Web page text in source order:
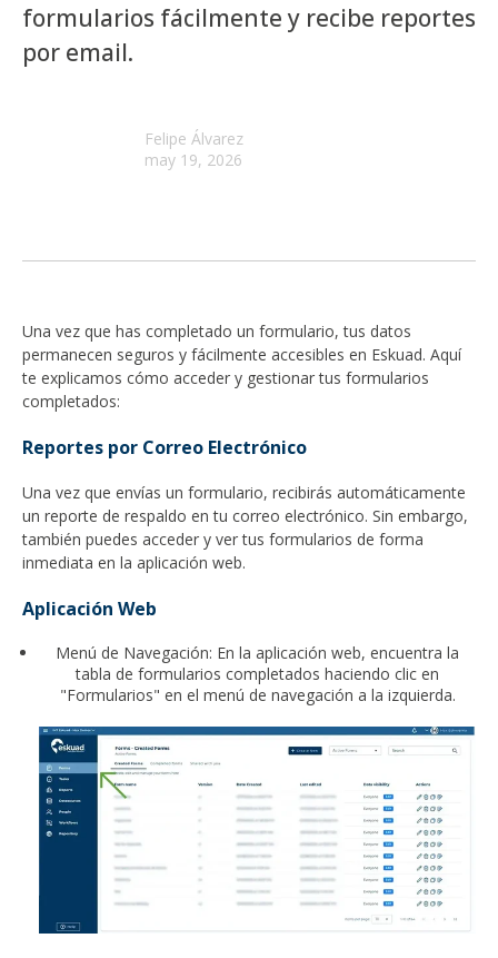
formularios fácilmente y recibe reportes
por email.
Felipe Álvarez
may 19, 2026
Una vez que has completado un formulario, tus datos
permanecen seguros y fácilmente accesibles en Eskuad. Aquí
te explicamos cómo acceder y gestionar tus formularios
completados:
Reportes por Correo Electrónico
Una vez que envías un formulario, recibirás automáticamente
un reporte de respaldo en tu correo electrónico. Sin embargo,
también puedes acceder y ver tus formularios de forma
inmediata en la aplicación web.
Aplicación Web
Menú de Navegación: En la aplicación web, encuentra la
tabla de formularios completados haciendo clic en
"Formularios" en el menú de navegación a la izquierda.